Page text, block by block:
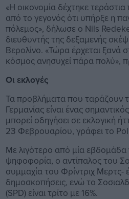
«Η οικονομία δέχτηκε
από το γεγονός ότι υπήρξε η
πόλεμος», δήλωσε ο Nils
διευθυντής της δεξαμενής
Βερολίνο. «Τώρα έρχεται ξανά
κόσμος ανησυχεί πάρα πολύ»,
Οι εκλογές
Τα προβλήματα που ταράζουν
Γερμανίας είναι ένας
μπορεί οδηγήσει σε εκλογική
23 Φεβρουαρίου, γράφει το
Με λιγότερο από μία εβδομάδα
ψηφοφορία, ο αντίπαλος του
συμμαχία του Φρίντριχ Μερτς-
δημοσκοπήσεις, ενώ το
(SPD) είναι τρίτο με 16%.